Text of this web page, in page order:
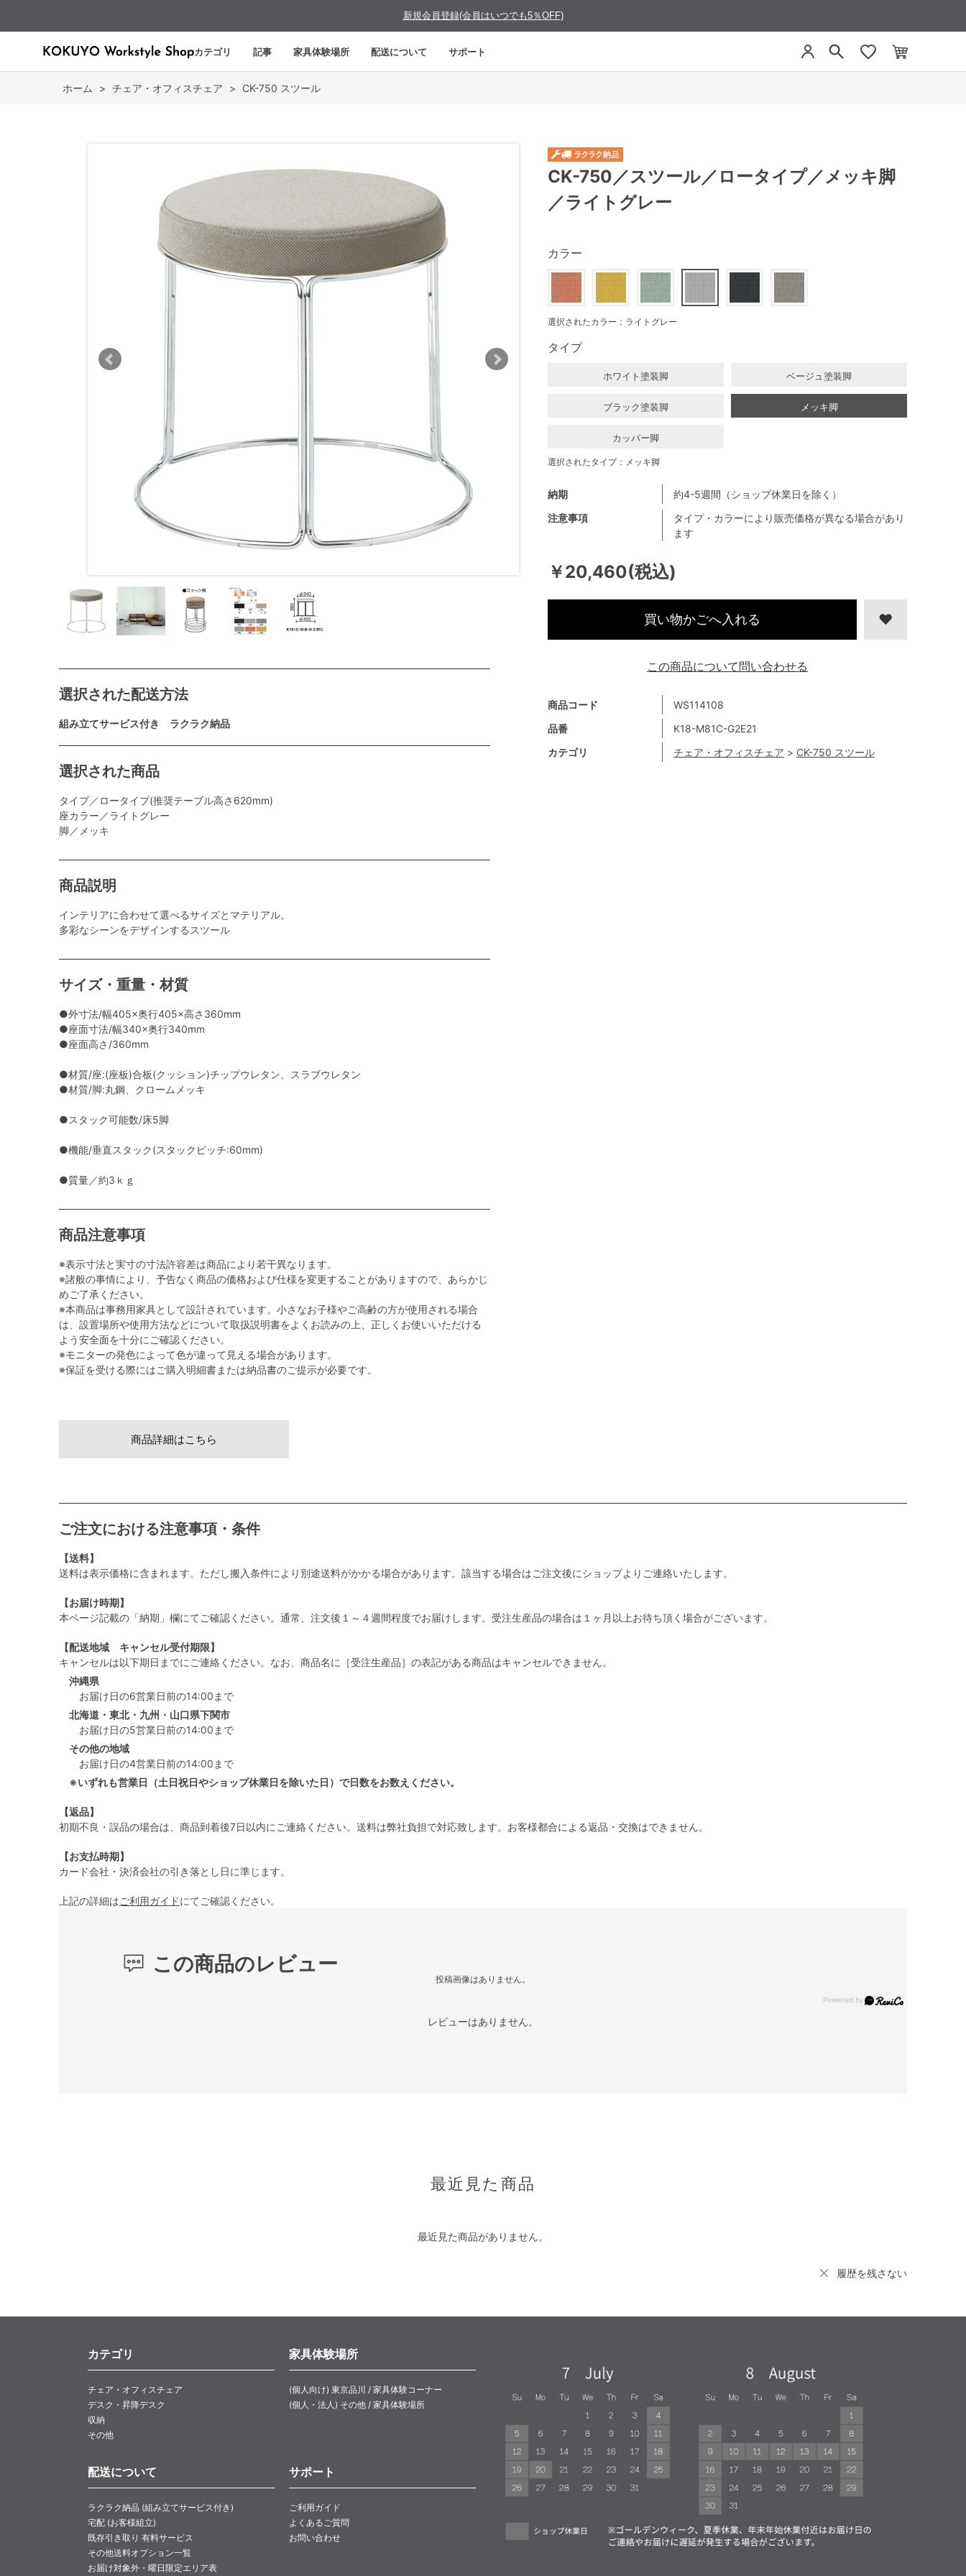
新規会員登録(会員はいつでも5％OFF)
カテゴリ 記事 家具体験場所 配送について サポート
ホーム > チェア・オフィスチェア > CK-750 スツール
選択された配送方法
組み立てサービス付き ラクラク納品
選択された商品
タイプ／ロータイプ(推奨テーブル高さ620mm)
座カラー／ライトグレー
脚／メッキ
商品説明
インテリアに合わせて選べるサイズとマテリアル。
多彩なシーンをデザインするスツール
サイズ・重量・材質
●外寸法/幅405×奥行405×高さ360mm
●座面寸法/幅340×奥行340mm
●座面高さ/360mm
●材質/座:(座板)合板(クッション)チップウレタン、スラブウレタン
●材質/脚:丸鋼、クロームメッキ
●スタック可能数/床5脚
●機能/垂直スタック(スタックピッチ:60mm)
●質量／約3ｋｇ
商品注意事項
※表示寸法と実寸の寸法許容差は商品により若干異なります。
※諸般の事情により、予告なく商品の価格および仕様を変更することがありますので、あらかじ
めご了承ください。
※本商品は事務用家具として設計されています。小さなお子様やご高齢の方が使用される場合
は、設置場所や使用方法などについて取扱説明書をよくお読みの上、正しくお使いいただける
よう安全面を十分にご確認ください。
※モニターの発色によって色が違って見える場合があります。
※保証を受ける際にはご購入明細書または納品書のご提示が必要です。
CK-750／スツール／ロータイプ／メッキ脚
／ライトグレー
￥20,460(税込)
商品コード
WS114108
品番
K18-M81C-G2E21
カテゴリ
チェア・オフィスチェア > CK-750 スツール
注意事項
タイプ・カラーにより販売価格が異なる場合があり
ます
納期 約4-5週間（ショップ休業日を除く）
カラー
選択されたカラー：ライトグレー
タイプ
ホワイト塗装脚 ベージュ塗装脚
ブラック塗装脚 メッキ脚
カッパー脚
選択されたタイプ：メッキ脚
買い物かごへ入れる
この商品について問い合わせる
商品詳細はこちら
ご注文における注意事項・条件
【送料】
送料は表示価格に含まれます。ただし搬入条件により別途送料がかかる場合があります。該当する場合はご注文後にショップよりご連絡いたします。
【お届け時期】
本ページ記載の「納期」欄にてご確認ください。通常、注文後１～４週間程度でお届けします。受注生産品の場合は１ヶ月以上お待ち頂く場合がございます。
【配送地域 キャンセル受付期限】
キャンセルは以下期日までにご連絡ください。なお、商品名に［受注生産品］の表記がある商品はキャンセルできません。
沖縄県
お届け日の6営業日前の14:00まで
北海道・東北・九州・山口県下関市
お届け日の5営業日前の14:00まで
その他の地域
お届け日の4営業日前の14:00まで
※いずれも営業日（土日祝日やショップ休業日を除いた日）で日数をお数えください。
【返品】
初期不良・誤品の場合は、商品到着後7日以内にご連絡ください。送料は弊社負担で対応致します。お客様都合による返品・交換はできません。
【お支払時期】
カード会社・決済会社の引き落とし日に準じます。
上記の詳細はご利用ガイドにてご確認ください。
この商品のレビュー
投稿画像はありません。
レビューはありません。
最近見た商品
最近見た商品がありません。
履歴を残さない
カテゴリ
チェア・オフィスチェア
デスク・昇降デスク
収納
その他
家具体験場所
(個人向け) 東京品川 / 家具体験コーナー
(個人・法人) その他 / 家具体験場所
配送について
ラクラク納品 (組み立てサービス付き)
宅配 (お客様組立)
既存引き取り 有料サービス
その他送料オプション一覧
お届け対象外・曜日限定エリア表
サポート
ご利用ガイド
よくあるご質問
お問い合わせ